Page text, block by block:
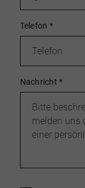
Telefon *
Nachricht*